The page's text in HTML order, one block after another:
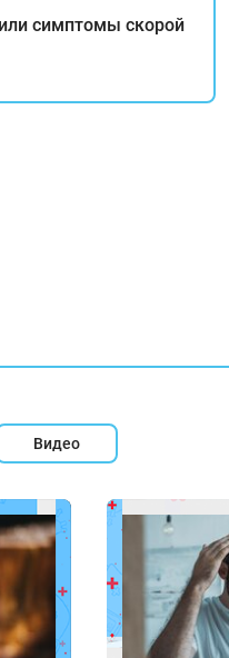
симптомы скорой
Видео